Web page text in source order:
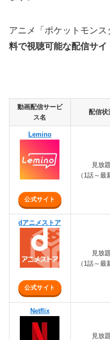
アニメ「ポケットモンス
料で視聴可能な配信サイ
動画配信サービ
ス名
配信状
Lemino
公式サイト
見放題
（1話～最
dアニメストア
公式サイト
見放題
（1話～最
Netflix
見放題